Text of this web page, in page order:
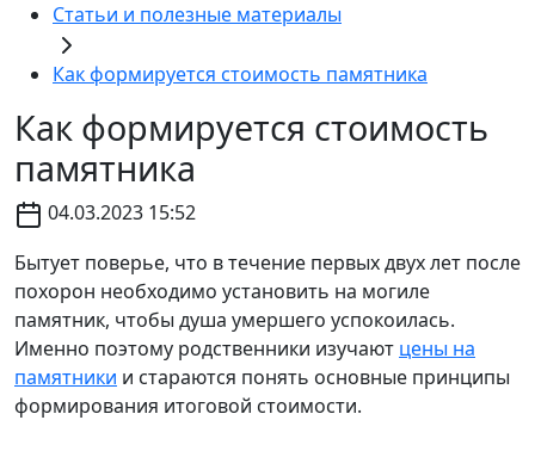
Статьи и полезные материалы
Как формируется стоимость памятника
Как формируется стоимость
памятника
04.03.2023 15:52
Бытует поверье, что в течение первых двух лет после
похорон необходимо установить на могиле
памятник, чтобы душа умершего успокоилась.
Именно поэтому родственники изучают цены на
памятники и стараются понять основные принципы
формирования итоговой стоимости.